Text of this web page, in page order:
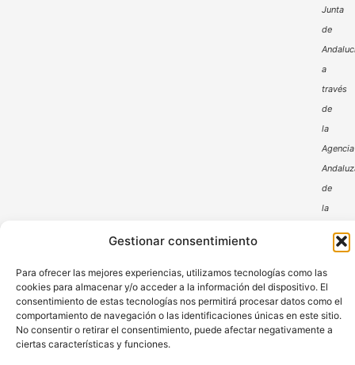
Gestionar consentimiento
Para ofrecer las mejores experiencias, utilizamos tecnologías como las
cookies para almacenar y/o acceder a la información del dispositivo. El
consentimiento de estas tecnologías nos permitirá procesar datos como el
comportamiento de navegación o las identificaciones únicas en este sitio.
No consentir o retirar el consentimiento, puede afectar negativamente a
ciertas características y funciones.
Junta
de
a
través
de
la
Agencia
de
la
Aviso Legal Política de Privacidad